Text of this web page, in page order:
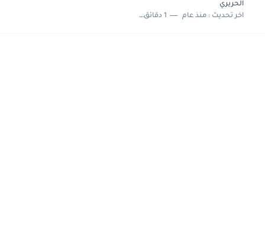
الحريري
اخر تحديث :منذ عام 1 دقائق للقراءة